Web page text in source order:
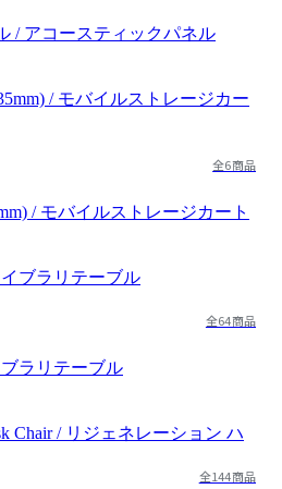
/ アコースティックパネル
全6商品
/ モバイルストレージカート
全64商品
ラリテーブル
全144商品